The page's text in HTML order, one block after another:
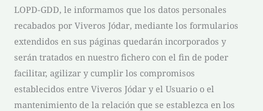
LOPD-GDD, le informamos que los datos personales
recabados por Viveros Jódar, mediante los formularios
extendidos en sus páginas quedarán incorporados y
serán tratados en nuestro fichero con el fin de poder
facilitar, agilizar y cumplir los compromisos
establecidos entre Viveros Jódar y el Usuario o el
mantenimiento de la relación que se establezca en los